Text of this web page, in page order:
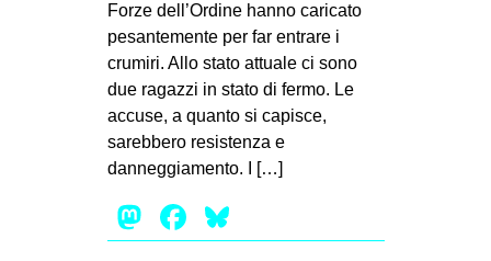
Forze dell’Ordine hanno caricato
pesantemente per far entrare i
crumiri. Allo stato attuale ci sono
due ragazzi in stato di fermo. Le
accuse, a quanto si capisce,
sarebbero resistenza e
danneggiamento. I […]
Mastodon
Facebook